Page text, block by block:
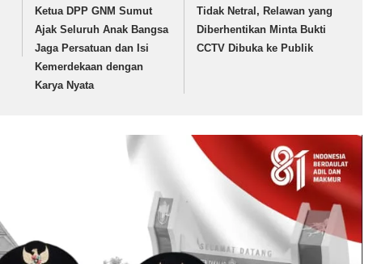
Ketua DPP GNM Sumut
Ajak Seluruh Anak Bangsa
Jaga Persatuan dan Isi
Kemerdekaan dengan
Karya Nyata
Tidak Netral, Relawan yang
Diberhentikan Minta Bukti
CCTV Dibuka ke Publik